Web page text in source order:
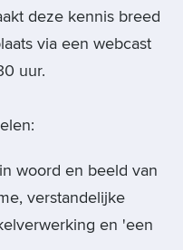
deze kennis breed
via een webcast
uur.
woord en beeld van
verstandelijke
en 'een